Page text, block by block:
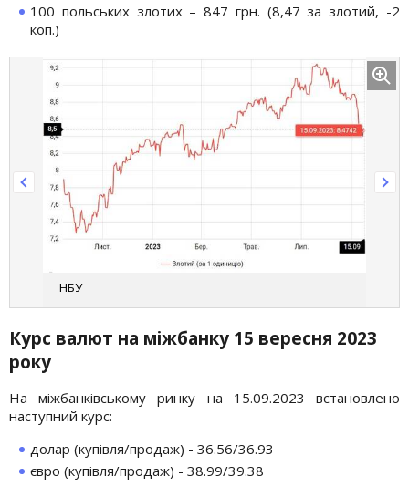
100 польських злотих – 847 грн. (8,47 за злотий, -2
коп.)
НБУ
Курс валют на міжбанку 15 вересня 2023
року
На міжбанківському ринку на 15.09.2023 встановлено
наступний курс:
долар (купівля/продаж) - 36.56/36.93
євро (купівля/продаж) - 38.99/39.38